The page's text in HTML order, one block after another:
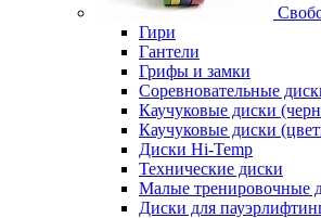
Гири
Гантели
Грифы и замки
Соревновательные
Каучуковые диски
Каучуковые диски
Диски Hi-Temp
Технические диски
Малые тренировочные
Диски для